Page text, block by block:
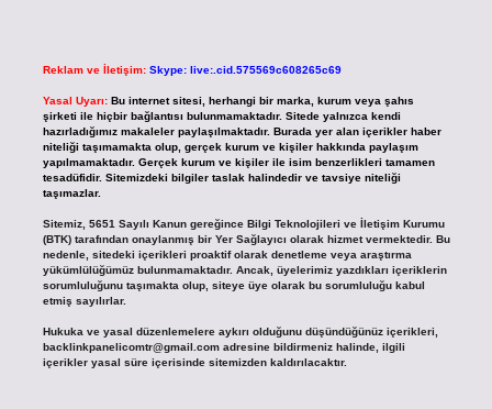
Reklam ve İletişim: Skype: live:.cid.575569c608265c69
Yasal Uyarı: Bu internet sitesi, herhangi bir marka, kurum veya şahıs
şirketi ile hiçbir bağlantısı bulunmamaktadır. Sitede yalnızca kendi
hazırladığımız makaleler paylaşılmaktadır. Burada yer alan içerikler haber
niteliği taşımamakta olup, gerçek kurum ve kişiler hakkında paylaşım
yapılmamaktadır. Gerçek kurum ve kişiler ile isim benzerlikleri tamamen
tesadüfidir. Sitemizdeki bilgiler taslak halindedir ve tavsiye niteliği
taşımazlar.
Sitemiz, 5651 Sayılı Kanun gereğince Bilgi Teknolojileri ve İletişim Kurumu
(BTK) tarafından onaylanmış bir Yer Sağlayıcı olarak hizmet vermektedir. Bu
nedenle, sitedeki içerikleri proaktif olarak denetleme veya araştırma
yükümlülüğümüz bulunmamaktadır. Ancak, üyelerimiz yazdıkları içeriklerin
sorumluluğunu taşımakta olup, siteye üye olarak bu sorumluluğu kabul
etmiş sayılırlar.
Hukuka ve yasal düzenlemelere aykırı olduğunu düşündüğünüz içerikleri,
backlinkpanelicomtr@gmail.comadresine bildirmeniz halinde, ilgili
içerikler yasal süre içerisinde sitemizden kaldırılacaktır.